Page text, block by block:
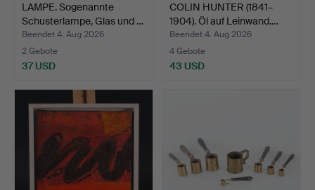
LAMPE. Sogenannte
Schusterlampe, Glas und …
Beendet 4. Aug 2026
2 Gebote
37 USD
COLIN HUNTER (1841–
1904). Öl auf Leinwand.…
Beendet 4. Aug 2026
4 Gebote
43 USD